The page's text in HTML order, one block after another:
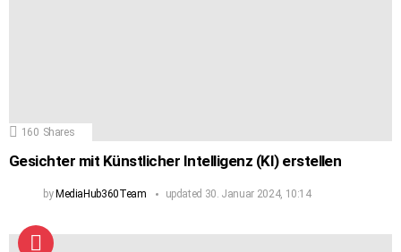
160 Shares
Gesichter mit Künstlicher Intelligenz (KI) erstellen
byMediaHub360Team updated 30. Januar 2024, 10:14